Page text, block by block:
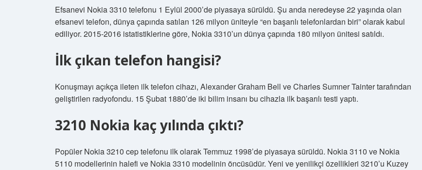
Efsanevi Nokia 3310 telefonu 1 Eylül 2000’de piyasaya sürüldü. Şu anda neredeyse 22 yaşında olan
efsanevi telefon, dünya çapında satılan 126 milyon üniteyle “en başarılı telefonlardan biri” olarak kabul
ediliyor. 2015-2016 istatistiklerine göre, Nokia 3310’un dünya çapında 180 milyon ünitesi satıldı.
İlk çıkan telefon hangisi?
Konuşmayı açıkça ileten ilk telefon cihazı, Alexander Graham Bell ve Charles Sumner Tainter tarafından
geliştirilen radyofondu. 15 Şubat 1880’de iki bilim insanı bu cihazla ilk başarılı testi yaptı.
3210 Nokia kaç yılında çıktı?
Popüler Nokia 3210 cep telefonu ilk olarak Temmuz 1998’de piyasaya sürüldü. Nokia 3110 ve Nokia
5110 modellerinin halefi ve Nokia 3310 modelinin öncüsüdür. Yeni ve yenilikçi özellikleri 3210’u Kuzey